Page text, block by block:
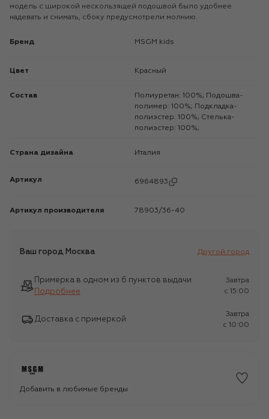
модель с широкой нескользящей подошвой было удобнее
надевать и снимать, сбоку предусмотрели молнию.
Бренд MSGM kids
Цвет Красный
Состав
Полиуретан: 100%; Подошва-
полимер: 100%; Подкладка-
полиэстер: 100%; Стелька-
полиэстер: 100%;
Страна дизайна Италия
Артикул 6964893
Артикул производителя 78903/36-40
Ваш город Москва Другой город
Примерка в одном из 6 пунктов выдачи
Подробнее
Завтра
c 15:00
Доставка с примеркой
Завтра
c 10:00
Добавить в любимые бренды